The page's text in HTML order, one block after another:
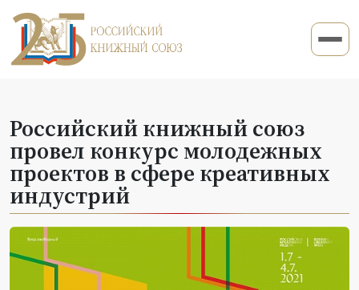
Российский книжный союз
провел конкурс молодежных
проектов в сфере креативных
индустрий